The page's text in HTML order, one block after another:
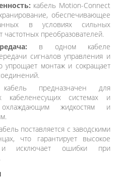
кабель Motion-Connect
обеспечивающее
в условиях сильных
преобразователей.
в одном кабеле
сигналов управления и
упрощает монтаж и сокращает
предназначен для
кабеленесущих системах и
жидкостям и
поставляется с заводскими
что гарантирует высокое
и исключает ошибки при